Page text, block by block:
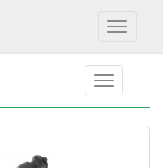
Toggle